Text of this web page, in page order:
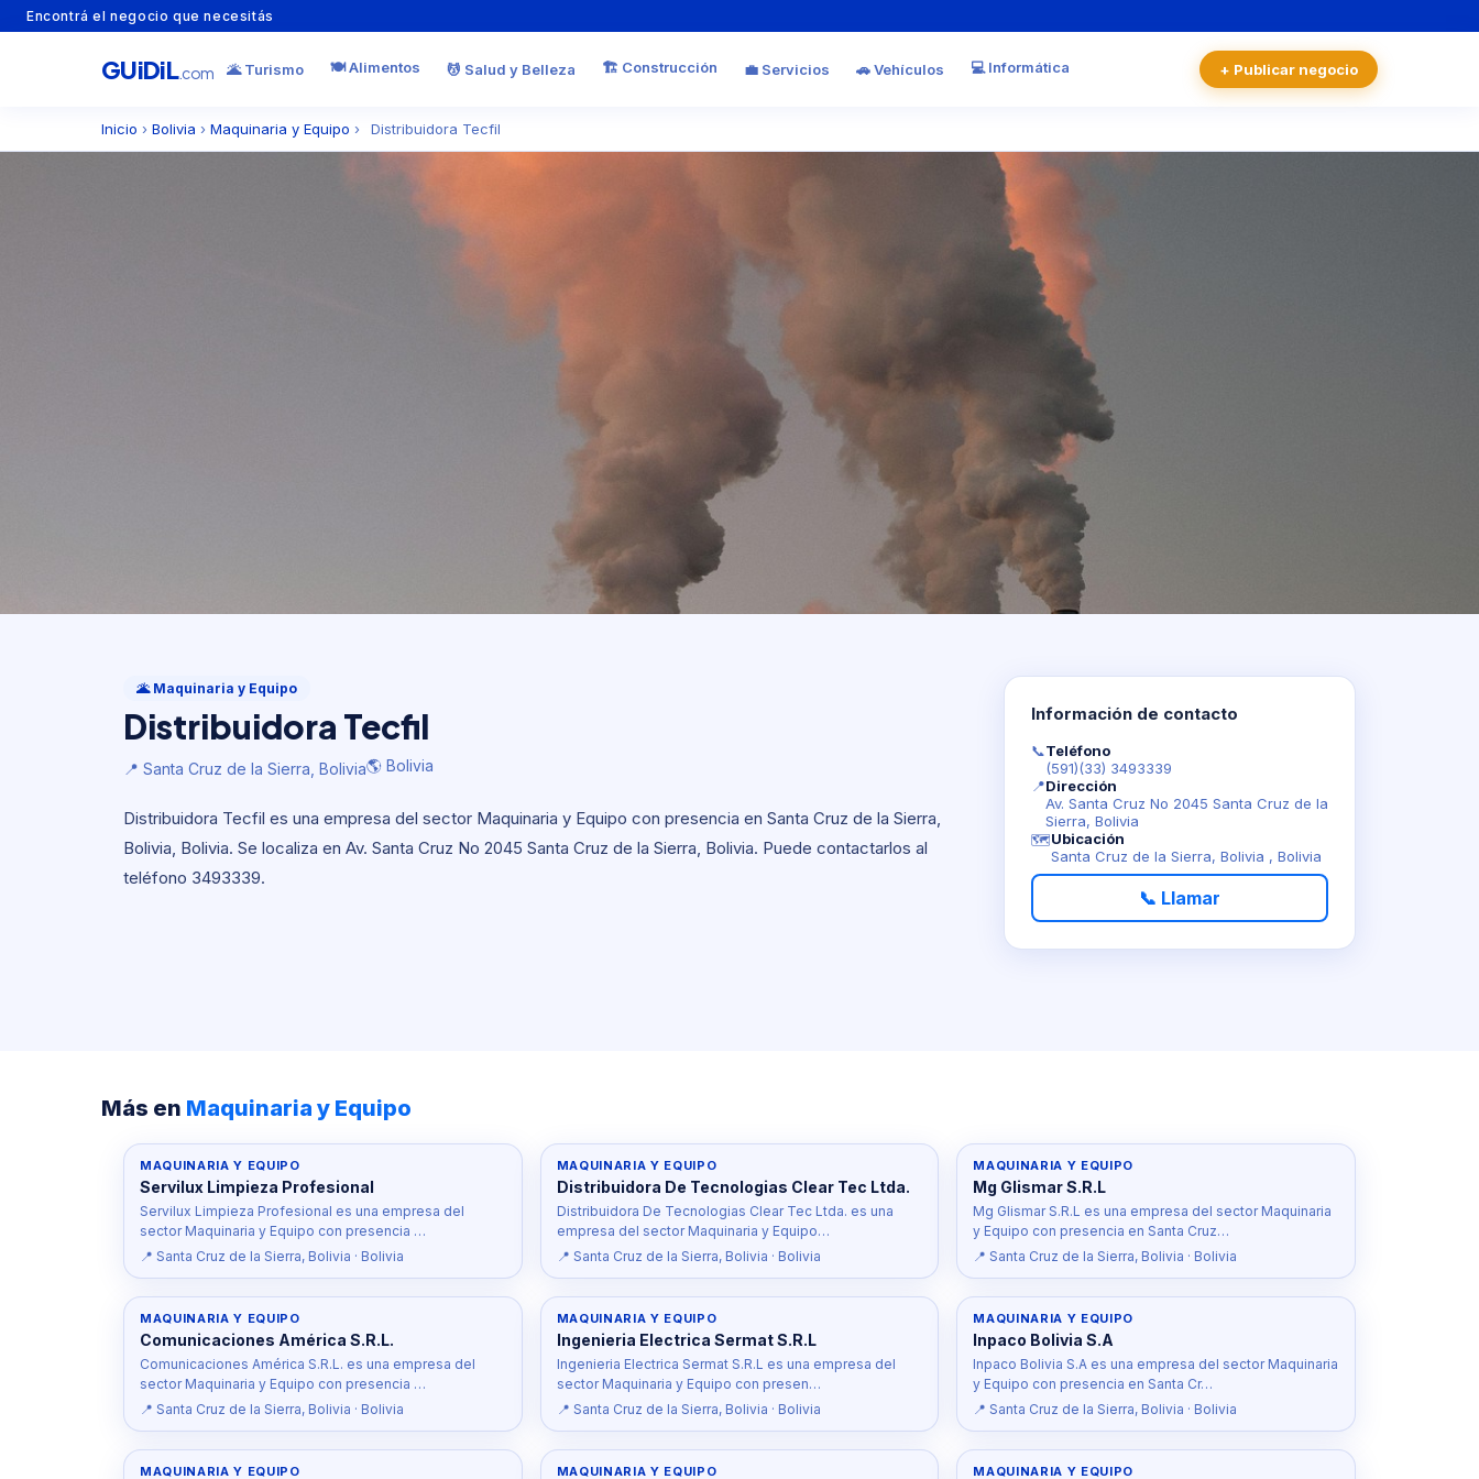
Encontrá el negocio que necesitás
GUiDiL.com 🌋 Turismo 🍽️ Alimentos 💆 Salud y Belleza 🏗️ Construcción 💼 Servicios 🚗 Vehículos 💻 Informática + Publicar negocio
Inicio › Bolivia › Maquinaria y Equipo › Distribuidora Tecfil
Distribuidora Tecfil
🌎 Bolivia
🌋 Maquinaria y Equipo
Distribuidora Tecfil
📍 Santa Cruz de la Sierra, Bolivia🌎 Bolivia
Distribuidora Tecfil es una empresa del sector Maquinaria y Equipo con presencia en Santa Cruz de la Sierra,
Bolivia, Bolivia. Se localiza en Av. Santa Cruz No 2045 Santa Cruz de la Sierra, Bolivia. Puede contactarlos al
teléfono 3493339.
Información de contacto
📞Teléfono
(591)(33) 3493339
📍Dirección
Av. Santa Cruz No 2045 Santa Cruz de la
Sierra, Bolivia
🗺️Ubicación
Santa Cruz de la Sierra, Bolivia , Bolivia
📞 Llamar
Más en Maquinaria y Equipo
MAQUINARIA Y EQUIPO
Servilux Limpieza Profesional
Servilux Limpieza Profesional es una empresa del
sector Maquinaria y Equipo con presencia …
📍 Santa Cruz de la Sierra, Bolivia · Bolivia
MAQUINARIA Y EQUIPO
Distribuidora De Tecnologias Clear Tec Ltda.
Distribuidora De Tecnologias Clear Tec Ltda. es una
empresa del sector Maquinaria y Equipo…
📍 Santa Cruz de la Sierra, Bolivia · Bolivia
MAQUINARIA Y EQUIPO
Mg Glismar S.R.L
Mg Glismar S.R.L es una empresa del sector Maquinaria
y Equipo con presencia en Santa Cruz…
📍 Santa Cruz de la Sierra, Bolivia · Bolivia
MAQUINARIA Y EQUIPO
Comunicaciones América S.R.L.
Comunicaciones América S.R.L. es una empresa del
sector Maquinaria y Equipo con presencia …
📍 Santa Cruz de la Sierra, Bolivia · Bolivia
MAQUINARIA Y EQUIPO
Ingenieria Electrica Sermat S.R.L
Ingenieria Electrica Sermat S.R.L es una empresa del
sector Maquinaria y Equipo con presen…
📍 Santa Cruz de la Sierra, Bolivia · Bolivia
MAQUINARIA Y EQUIPO
Inpaco Bolivia S.A
Inpaco Bolivia S.A es una empresa del sector Maquinaria
y Equipo con presencia en Santa Cr…
📍 Santa Cruz de la Sierra, Bolivia · Bolivia
MAQUINARIA Y EQUIPO MAQUINARIA Y EQUIPO MAQUINARIA Y EQUIPO